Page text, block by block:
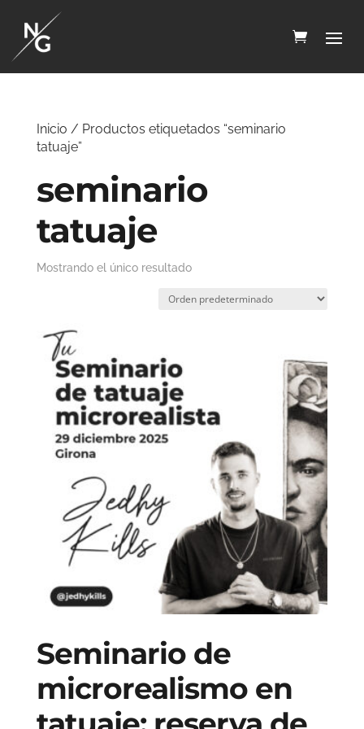
Inicio / Productos etiquetados “seminario
tatuaje”
seminario
tatuaje
Mostrando el único resultado
Seminario de
microrealismo en